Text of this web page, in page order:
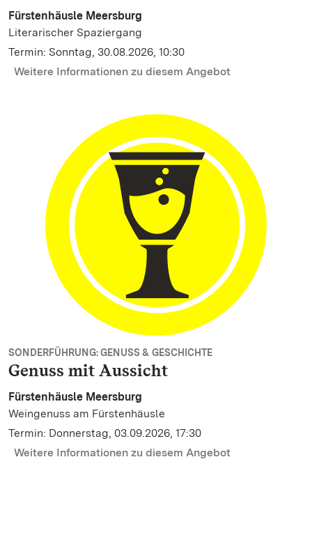
Fürstenhäusle Meersburg
Literarischer Spaziergang
Termin: Sonntag, 30.08.2026, 10:30
Weitere Informationen zu diesem Angebot
SONDERFÜHRUNG: GENUSS & GESCHICHTE
Genuss mit Aussicht
Fürstenhäusle Meersburg
Weingenuss am Fürstenhäusle
Termin: Donnerstag, 03.09.2026, 17:30
Weitere Informationen zu diesem Angebot